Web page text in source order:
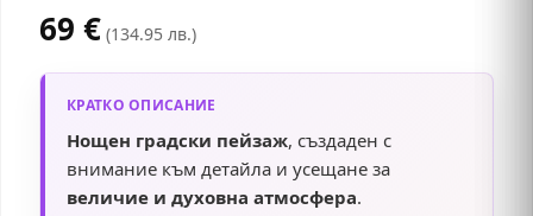
69 € (134.95 лв.)
КРАТКО ОПИСАНИЕ
Нощен градски пейзаж, създаден с
внимание към детайла и усещане за
величие и духовна атмосфера.